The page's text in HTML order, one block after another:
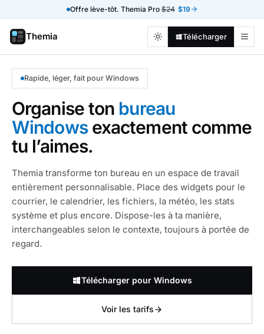
Offre lève-tôt. Themia Pro$24 $19
Themia Télécharger
Rapide, léger, fait pour Windows
Organise ton bureau
Windowsexactement comme
tu l’aimes.
Themia transforme ton bureau en un espace de travail
entièrement personnalisable. Place des widgets pour le
courrier, le calendrier, les fichiers, la météo, les stats
système et plus encore. Dispose-les à ta manière,
interchangeables selon le contexte, toujours à portée de
regard.
Télécharger pour Windows
Voir les tarifs